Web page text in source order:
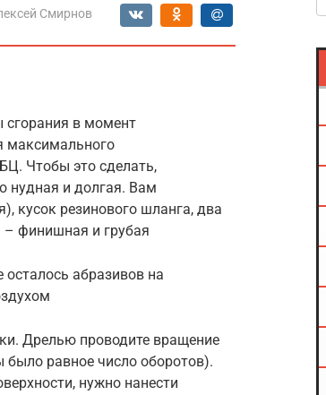
Смирнов
сгорания в момент
максимального
Чтобы это сделать,
нудная и долгая. Вам
кусок резинового шланга, два
– финишная и грубая
абразивов на
Дрелью проводите вращение
было равное число оборотов).
нужно нанести